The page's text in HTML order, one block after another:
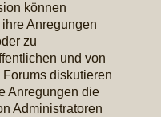
können
Anregungen
zu
und von
diskutieren
Anregungen die
Administratoren